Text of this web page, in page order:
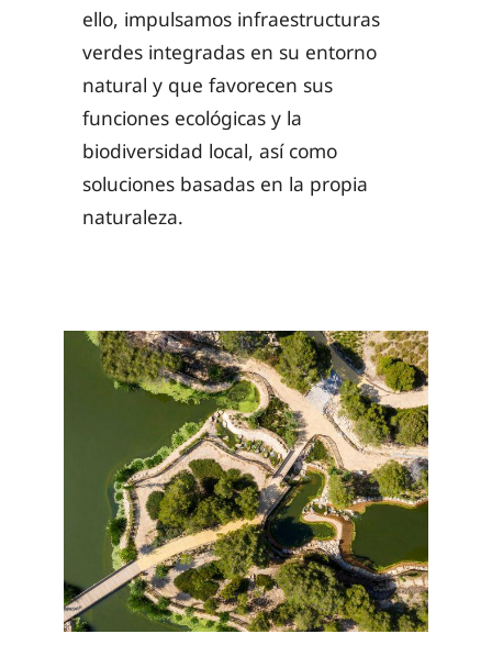
ello, impulsamos infraestructuras
verdes integradas en su entorno
natural y que favorecen sus
funciones ecológicas y la
biodiversidad local, así como
soluciones basadas en la propia
naturaleza.